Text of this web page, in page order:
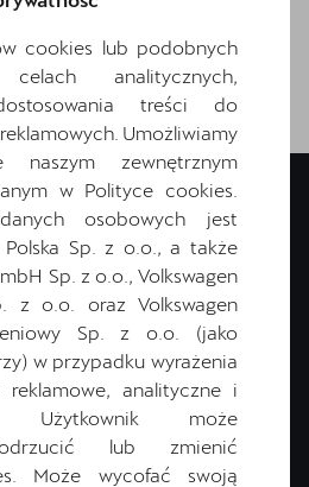
pytania?
się z Tobą i pomożemy Ci
finansowanie!
kontakt
cookies lub podobnych
analitycznych,
treści do
Umożliwiamy
naszym zewnętrznym
w Polityce cookies.
osobowych jest
Polska Sp. z o.o., a także
Sp. z o.o., Volkswagen
z o.o. oraz Volkswagen
Sp. z o.o. (jako
w przypadku wyrażenia
analityczne i
Użytkownik może
odrzucić lub zmienić
Może wycofać swoją